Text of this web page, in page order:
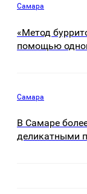
Самара
«Метод
помощью
Самара
В Самаре
деликатными